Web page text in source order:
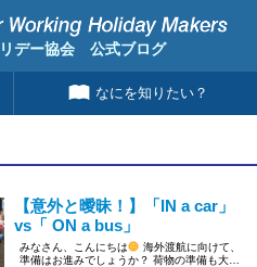
デー協会 公式ブログ
なにを知りたい？
【意外と曖昧！】「IN a car」
vs「 ON a bus」
みなさん、こんにちは
海外渡航に向けて、
準備はお進みでしょうか？ 荷物の準備も大切